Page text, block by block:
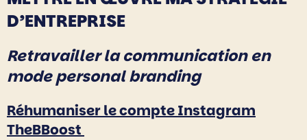
D’ENTREPRISE
Retravailler la communication en
mode personal branding
Réhumaniser le compte Instagram
TheBBoost